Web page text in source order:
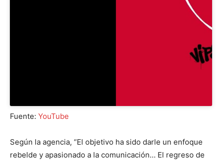
Fuente: YouTube
Según la agencia, “El objetivo ha sido darle un enfoque
rebelde y apasionado a la comunicación… El regreso de